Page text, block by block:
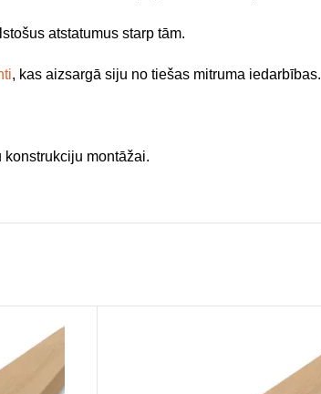
atstatumus starp tām.
, kas aizsargā siju no tiešas mitruma iedarbības.
montāžai.